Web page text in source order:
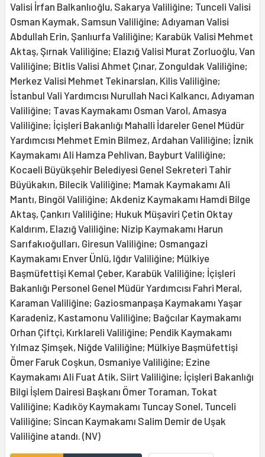
Valisi İrfan Balkanlıoğlu, Sakarya Valiliğine; Tunceli Valisi
Osman Kaymak, Samsun Valiliğine; Adıyaman Valisi
Abdullah Erin, Şanlıurfa Valiliğine; Karabük Valisi Mehmet
Aktaş, Şırnak Valiliğine; Elazığ Valisi Murat Zorluoğlu, Van
Valiliğine; Bitlis Valisi Ahmet Çınar, Zonguldak Valiliğine;
Merkez Valisi Mehmet Tekinarslan, Kilis Valiliğine;
İstanbul Vali Yardımcısı Nurullah Naci Kalkancı, Adıyaman
Valiliğine; Tavas Kaymakamı Osman Varol, Amasya
Valiliğine; İçişleri Bakanlığı Mahalli İdareler Genel Müdür
Yardımcısı Mehmet Emin Bilmez, Ardahan Valiliğine; İznik
Kaymakamı Ali Hamza Pehlivan, Bayburt Valiliğine;
Kocaeli Büyükşehir Belediyesi Genel Sekreteri Tahir
Büyükakın, Bilecik Valiliğine; Mamak Kaymakamı Ali
Mantı, Bingöl Valiliğine; Akdeniz Kaymakamı Hamdi Bilge
Aktaş, Çankırı Valiliğine; Hukuk Müşaviri Çetin Oktay
Kaldırım, Elazığ Valiliğine; Nizip Kaymakamı Harun
Sarıfakıoğulları, Giresun Valiliğine; Osmangazi
Kaymakamı Enver Ünlü, Iğdır Valiliğine; Mülkiye
Başmüfettişi Kemal Çeber, Karabük Valiliğine; İçişleri
Bakanlığı Personel Genel Müdür Yardımcısı Fahri Meral,
Karaman Valiliğine; Gaziosmanpaşa Kaymakamı Yaşar
Karadeniz, Kastamonu Valiliğine; Bağcılar Kaymakamı
Orhan Çiftçi, Kırklareli Valiliğine; Pendik Kaymakamı
Yılmaz Şimşek, Niğde Valiliğine; Mülkiye Başmüfettişi
Ömer Faruk Coşkun, Osmaniye Valiliğine; Ezine
Kaymakamı Ali Fuat Atik, Siirt Valiliğine; İçişleri Bakanlığı
Bilgi İşlem Dairesi Başkanı Ömer Toraman, Tokat
Valiliğine; Kadıköy Kaymakamı Tuncay Sonel, Tunceli
Valiliğine; Sincan Kaymakamı Salim Demir de Uşak
Valiliğine atandı. (NV)